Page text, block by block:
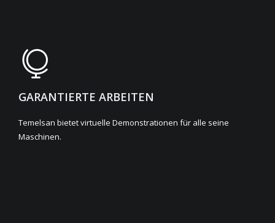
GARANTIERTE ARBEITEN
Temelsan bietet virtuelle Demonstrationen für alle seine
Maschinen.